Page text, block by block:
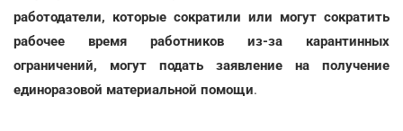
работодатели, которые сократили или могут сократить
рабочее время работников из-за карантинных
ограничений, могут подать заявление на получение
единоразовой материальной помощи.